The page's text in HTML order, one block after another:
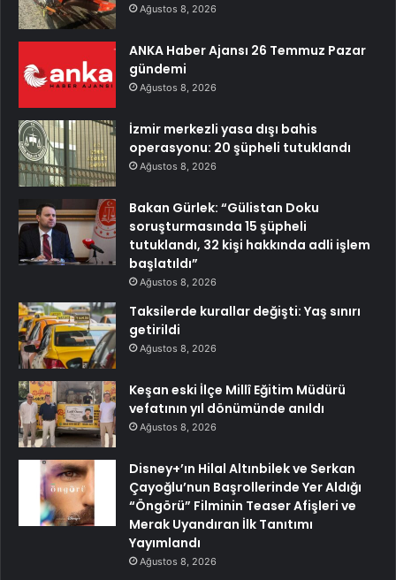
Ağustos 8, 2026
ANKA Haber Ajansı 26 Temmuz Pazar
gündemi
Ağustos 8, 2026
İzmir merkezli yasa dışı bahis
operasyonu: 20 şüpheli tutuklandı
Ağustos 8, 2026
Bakan Gürlek: “Gülistan Doku
soruşturmasında 15 şüpheli
tutuklandı, 32 kişi hakkında adli işlem
başlatıldı”
Ağustos 8, 2026
Taksilerde kurallar değişti: Yaş sınırı
getirildi
Ağustos 8, 2026
Keşan eski İlçe Millî Eğitim Müdürü
vefatının yıl dönümünde anıldı
Ağustos 8, 2026
Disney+’ın Hilal Altınbilek ve Serkan
Çayoğlu’nun Başrollerinde Yer Aldığı
“Öngörü” Filminin Teaser Afişleri ve
Merak Uyandıran İlk Tanıtımı
Yayımlandı
Ağustos 8, 2026